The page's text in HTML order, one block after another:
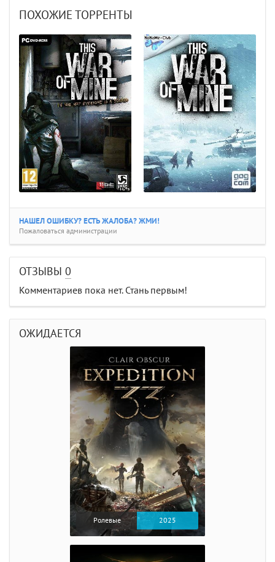
ПОХОЖИЕ ТОРРЕНТЫ
НАШЕЛ ОШИБКУ? ЕСТЬ ЖАЛОБА? ЖМИ!
Пожаловаться администрации
ОТЗЫВЫ 0
Комментариев пока нет. Стань первым!
ОЖИДАЕТСЯ
Ролевые 2025